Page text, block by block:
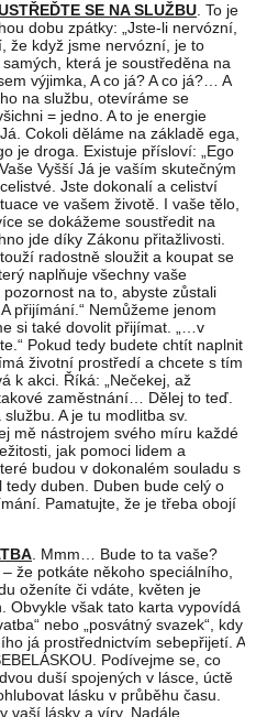
SE NA SLUŽBU . To je
dobu zpátky: „Jste-li nervózní,
že když jsme nervózní, je to
která je soustředěna na
výjimka, A co já? A co já?… A
na službu, otevíráme se
= jedno. A to je energie
Cokoli děláme na základě ega,
je droga. Existuje přísloví: „Ego
Vyšší Já je vaším skutečným
Jste dokonalí a celiství
ve vašem životě. I vaše tělo,
se dokážeme soustředit na
jde díky Zákonu přitažlivosti.
radostně sloužit a koupat se
naplňuje všechny vaše
na to, abyste zůstali
přijímání.“ Nemůžeme jenom
si také dovolit přijímat. „…v
Pokud tedy budete chtít naplnit
životní prostředí a chcete s tím
k akci. Říká: „Nečekej, až
zaměstnání… Dělej to teď.
A je tu modlitba sv.
mě nástrojem svého míru každé
jak pomoci lidem a
budou v dokonalém souladu s
duben. Duben bude celý o
Pamatujte, že je třeba obojí
. Mmm… Bude to ta vaše?
že potkáte někoho speciálního,
oženíte či vdáte, květen je
Obvykle však tato karta vypovídá
nebo „posvátný svazek“, kdy
já prostřednictvím sebepřijetí. A
Podívejme se, co
duší spojených v lásce, úctě
lásku v průběhu času.
vaší lásky a víry. Nadále